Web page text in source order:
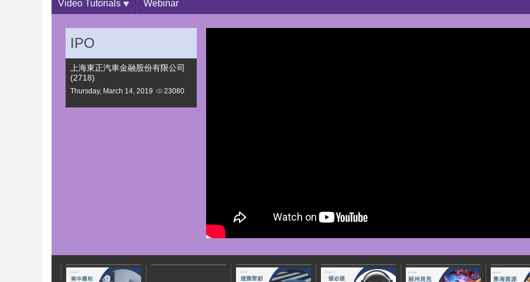
Video Tutorials Webinar
IPO
上海東正汽車金融股份有限公司
(2718)
Thursday, March 14, 2019 23080